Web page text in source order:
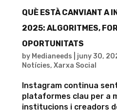
QUÈ ESTÀ CANVIANT A
2025: ALGORITMES,
OPORTUNITATS
by Medianeeds juny 30,
Notícies, Xarxa Social
Instagram continua
plataformes clau per a
institucions i creadors